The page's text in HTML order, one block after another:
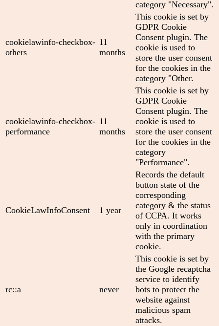
category "Necessary".
cookielawinfo-checkbox-
others
11
months
This cookie is set by
GDPR Cookie
Consent plugin. The
cookie is used to
store the user consent
for the cookies in the
category "Other.
cookielawinfo-checkbox-
performance
11
months
This cookie is set by
GDPR Cookie
Consent plugin. The
cookie is used to
store the user consent
for the cookies in the
category
"Performance".
CookieLawInfoConsent 1 year
Records the default
button state of the
corresponding
category & the status
of CCPA. It works
only in coordination
with the primary
cookie.
rc::a never
This cookie is set by
the Google recaptcha
service to identify
bots to protect the
website against
malicious spam
attacks.